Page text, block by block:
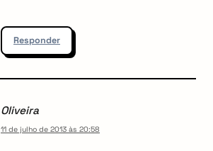
Responder
Oliveira
11 de julho de 2013 às 20:58